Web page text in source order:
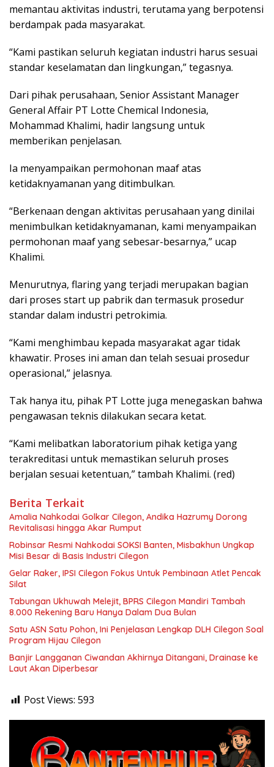
memantau aktivitas industri, terutama yang berpotensi
berdampak pada masyarakat.
“Kami pastikan seluruh kegiatan industri harus sesuai
standar keselamatan dan lingkungan,” tegasnya.
Dari pihak perusahaan, Senior Assistant Manager
General Affair PT Lotte Chemical Indonesia,
Mohammad Khalimi, hadir langsung untuk
memberikan penjelasan.
Ia menyampaikan permohonan maaf atas
ketidaknyamanan yang ditimbulkan.
“Berkenaan dengan aktivitas perusahaan yang dinilai
menimbulkan ketidaknyamanan, kami menyampaikan
permohonan maaf yang sebesar-besarnya,” ucap
Khalimi.
Menurutnya, flaring yang terjadi merupakan bagian
dari proses start up pabrik dan termasuk prosedur
standar dalam industri petrokimia.
“Kami menghimbau kepada masyarakat agar tidak
khawatir. Proses ini aman dan telah sesuai prosedur
operasional,” jelasnya.
Tak hanya itu, pihak PT Lotte juga menegaskan bahwa
pengawasan teknis dilakukan secara ketat.
“Kami melibatkan laboratorium pihak ketiga yang
terakreditasi untuk memastikan seluruh proses
berjalan sesuai ketentuan,” tambah Khalimi. (red)
Berita Terkait
Amalia Nahkodai Golkar Cilegon, Andika Hazrumy Dorong
Revitalisasi hingga Akar Rumput
Robinsar Resmi Nahkodai SOKSI Banten, Misbakhun Ungkap
Misi Besar di Basis Industri Cilegon
Gelar Raker, IPSI Cilegon Fokus Untuk Pembinaan Atlet Pencak
Silat
Tabungan Ukhuwah Melejit, BPRS Cilegon Mandiri Tambah
8.000 Rekening Baru Hanya Dalam Dua Bulan
Satu ASN Satu Pohon, Ini Penjelasan Lengkap DLH Cilegon Soal
Program Hijau Cilegon
Banjir Langganan Ciwandan Akhirnya Ditangani, Drainase ke
Laut Akan Diperbesar
Post Views: 593